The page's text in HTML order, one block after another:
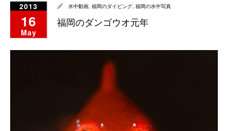
2013
16
May
水中動画, 福岡のダイビング, 福岡の水中写真
福岡のダンゴウオ元年